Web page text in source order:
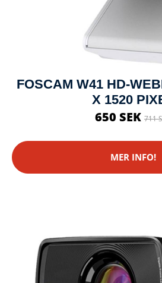
FOSCAM W41 HD-
X 1520
650 SEK 711
MER INFO!